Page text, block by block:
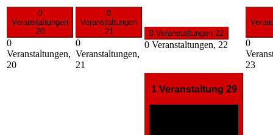
0
Veranstaltungen
20
0
Veranstaltungen,
20
0
Veranstaltungen
21
0
Veranstaltungen,
21
0 Veranstaltungen 22
0 Veranstaltungen, 22
0
23
1 Veranstaltung 29